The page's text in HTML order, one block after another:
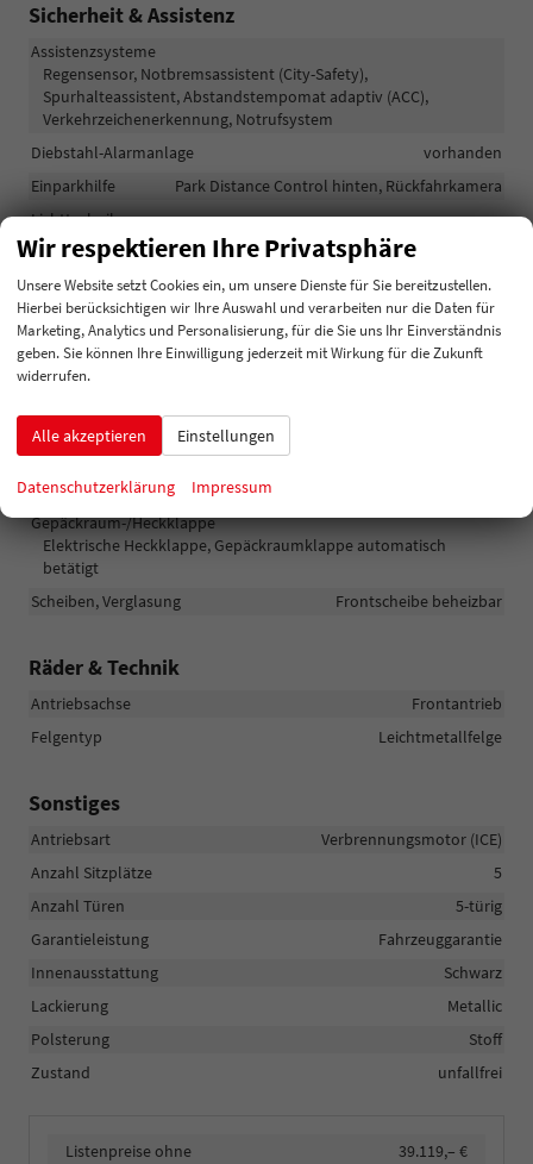
Sicherheit & Assistenz
Assistenzsysteme
Regensensor, Notbremsassistent (City-Safety),
Spurhalteassistent, Abstandstempomat adaptiv (ACC),
Verkehrzeichenerkennung, Notrufsystem
Diebstahl-Alarmanlage
vorhanden
Einparkhilfe
Park Distance Control hinten, Rückfahrkamera
Lichttechnik
Lichtsensor, Nebelscheinwerfer, LED-Scheinwerfer, Voll-LED
Scheinwerfer
Pannenhilfe
Pannenkit
Außen
Außenspiegel
Außenspiegel elektrisch anklappbar, Außenspiegel beheizbar
Dachreling
Gepäckraum-/Heckklappe
Elektrische Heckklappe, Gepäckraumklappe automatisch
betätigt
Scheiben, Verglasung
Frontscheibe beheizbar
Räder & Technik
Antriebsachse
Frontantrieb
Felgentyp
Leichtmetallfelge
Sonstiges
Antriebsart
Verbrennungsmotor (ICE)
Anzahl Sitzplätze
5
Anzahl Türen
5-türig
Garantieleistung
Fahrzeuggarantie
Innenausstattung
Schwarz
Lackierung
Metallic
Polsterung
Stoff
Zustand
unfallfrei
Listenpreise ohne
39.119,– €
Wir respektieren Ihre Privatsphäre
Unsere Website setzt Cookies ein, um unsere Dienste für Sie bereitzustellen.
Hierbei berücksichtigen wir Ihre Auswahl und verarbeiten nur die Daten für
Marketing, Analytics und Personalisierung, für die Sie uns Ihr Einverständnis
geben. Sie können Ihre Einwilligung jederzeit mit Wirkung für die Zukunft
widerrufen.
Alle akzeptieren Einstellungen
Datenschutzerklärung Impressum